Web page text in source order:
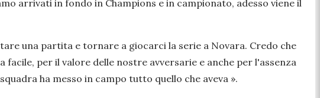
arrivati in fondo in Champions e in campionato, adesso viene il
una partita e tornare a giocarci la serie a Novara. Credo che
per il valore delle nostre avversarie e anche per l'assenza
ha messo in campo tutto quello che aveva ».